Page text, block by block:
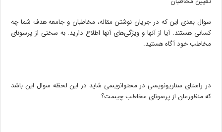
سوال بعدی این که در جریان نوشتن مقاله، مخاطبان و جامعه هدف شما چه
کسانی هستند. آیا از آنها و ویژگی‌های آنها اطلاع دارید. به سخنی از پرسونای
مخاطب خود آگاه هستید.
در راستای سناریونویسی در محتوانویسی شاید در این لحظه سوال این باشد
که منظورمان از پرسونای مخاطب چیست؟